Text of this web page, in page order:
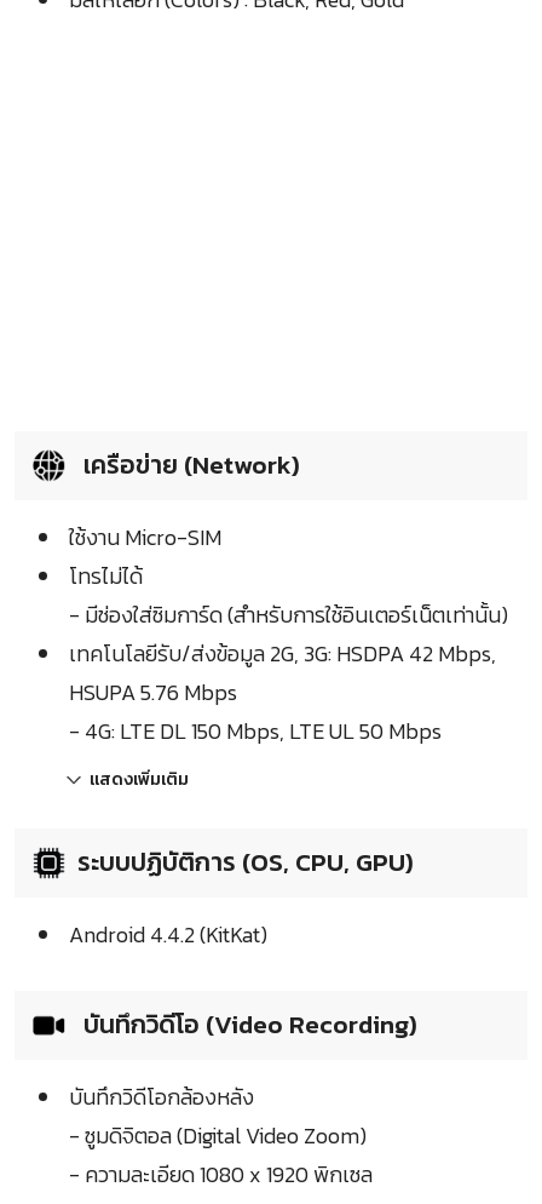
เครือข่าย (Network)
ใช้งาน Micro-SIM
โทรไม่ได้
- มีช่องใส่ซิมการ์ด (สำหรับการใช้อินเตอร์เน็ตเท่านั้น)
เทคโนโลยีรับ/ส่งข้อมูล 2G, 3G: HSDPA 42 Mbps,
HSUPA 5.76 Mbps
- 4G: LTE DL 150 Mbps, LTE UL 50 Mbps
แสดงเพิ่มเติม
ระบบปฏิบัติการ (OS, CPU, GPU)
Android 4.4.2 (KitKat)
บันทึกวิดีโอ (Video Recording)
บันทึกวิดีโอกล้องหลัง
- ซูมดิจิตอล (Digital Video Zoom)
- ความละเอียด 1080 x 1920 พิกเซล